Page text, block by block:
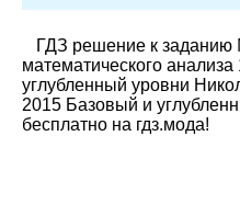
ГДЗ решение к
математического
углубленный уровни
2015 Базовый и
бесплатно на гдз.мода!